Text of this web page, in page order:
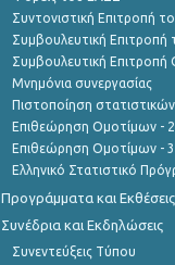
Συντονιστική Επιτροπή
Συμβουλευτική Επιτροπή
Συμβουλευτική Επιτροπή
Μνημόνια συνεργασίας
Πιστοποίηση
Επιθεώρηση Ομοτίμων -
Επιθεώρηση Ομοτίμων -
Ελληνικό Στατιστικό
Προγράμματα και Εκθέσεις
Συνέδρια και Εκδηλώσεις
Συνεντεύξεις Τύπου